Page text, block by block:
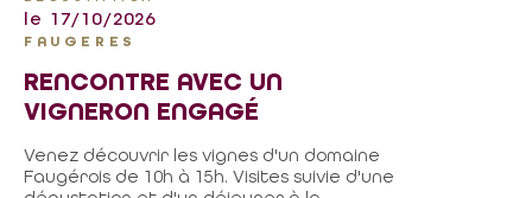
le 17/10/2026
FAUGERES
RENCONTRE AVEC UN
VIGNERON ENGAGÉ
Venez découvrir les vignes d'un domaine
Faugérois de 10h à 15h. Visites suivie d'une